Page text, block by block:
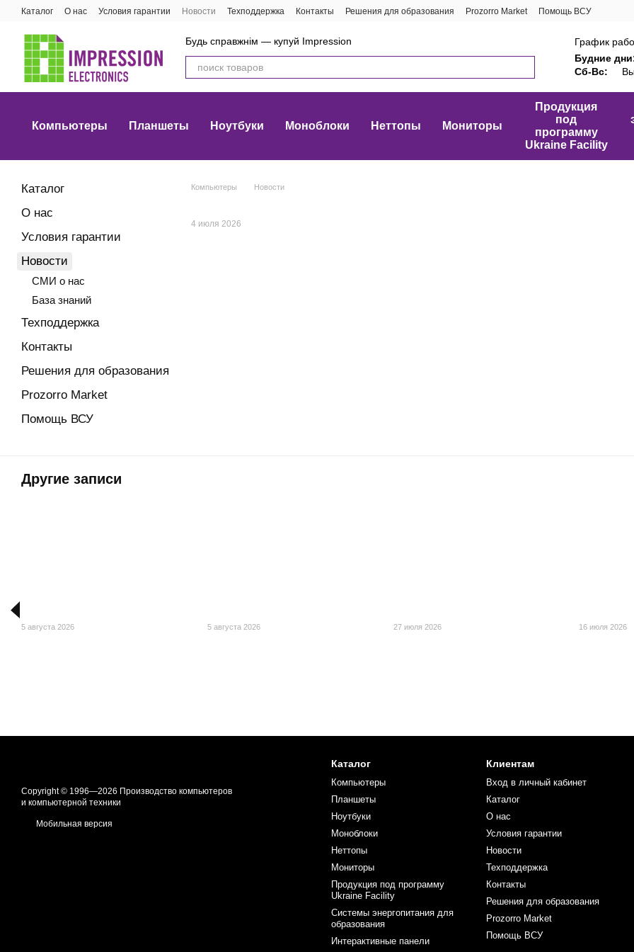
Перейти к основному контенту
Каталог О нас Условия гарантии Новости Техподдержка Контакты Решения для образования Prozorro Market Помощь ВСУ
Будь справжнім — купуй Impression
График
Будние
Сб-Вс:
Компьютеры Планшеты Ноутбуки Моноблоки Неттопы Мониторы
Продукция
под
программу
Ukraine Facility
Компьютеры Новости
4 июля 2026
Каталог
О нас
Условия гарантии
Новости
СМИ о нас
База знаний
Техподдержка
Контакты
Решения для образования
Prozorro Market
Помощь ВСУ
Другие записи
5 августа 2026 5 августа 2026 27 июля 2026 16 июля 2026
Copyright © 1996—2026 Производство компьютеров
и компьютерной техники
Мобильная версия
Каталог
Компьютеры
Планшеты
Ноутбуки
Моноблоки
Неттопы
Мониторы
Продукция под программу
Ukraine Facility
Системы энергопитания для
образования
Интерактивные панели
Клиентам
Вход в личный кабинет
Каталог
О нас
Условия гарантии
Новости
Техподдержка
Контакты
Решения для образования
Prozorro Market
Помощь ВСУ